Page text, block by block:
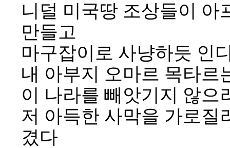
니덜 미국땅 조상들이 아
만들고
마구잡이로 사냥하듯 인
내 아부지 오마르 목타르
이 나라를 빼앗기지 않으
저 아득한 사막을 가로질
겼다